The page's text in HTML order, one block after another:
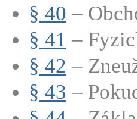
§ 40 –
§ 41 –
§ 42 –
§ 43 –